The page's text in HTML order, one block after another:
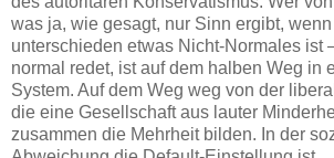
was ja, wie gesagt, nur Sinn ergibt,
unterschieden etwas Nicht-Normales ist
normal redet, ist auf dem halben Weg in
System. Auf dem Weg weg von der
die eine Gesellschaft aus lauter
zusammen die Mehrheit bilden. In der